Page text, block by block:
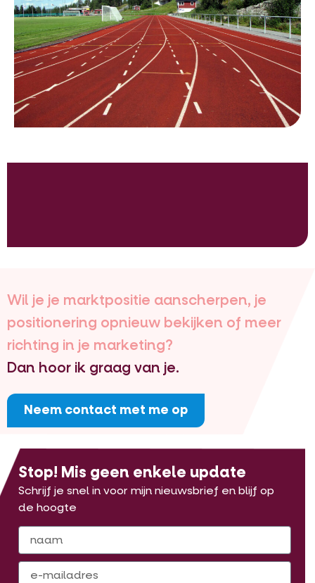
Wil je je marktpositie aanscherpen, je
positionering opnieuw bekijken of meer
richting in je marketing?
Dan hoor ik graag van je.
Neem contact met me op
Stop! Mis geen enkele update
Schrijf je snel in voor mijn nieuwsbrief en blijf op
de hoogte